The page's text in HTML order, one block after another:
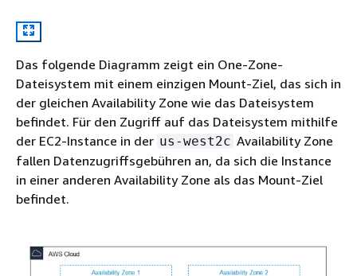
Das folgende Diagramm zeigt ein One-Zone-
Dateisystem mit einem einzigen Mount-Ziel, das sich in
der gleichen Availability Zone wie das Dateisystem
befindet. Für den Zugriff auf das Dateisystem mithilfe
der EC2-Instance in der us-west2c Availability Zone
fallen Datenzugriffsgebühren an, da sich die Instance
in einer anderen Availability Zone als das Mount-Ziel
befindet.